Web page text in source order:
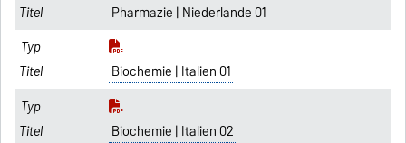
Pharmazie | Niederlande 01
Biochemie | Italien 01
Biochemie | Italien 02